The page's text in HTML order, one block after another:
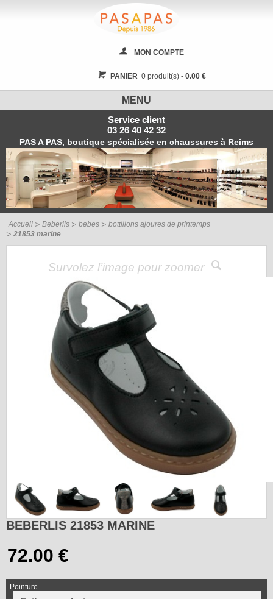
MON COMPTE
PANIER0 produit(s) - 0.00 €
MENU
Service client
03 26 40 42 32
PAS A PAS, boutique spécialisée en chaussures à Reims
Accueil Beberlis bebes
bottillons ajoures de printemps
21853 marine
Survolez l’image pour zoomer
BEBERLIS 21853 MARINE
Pointure